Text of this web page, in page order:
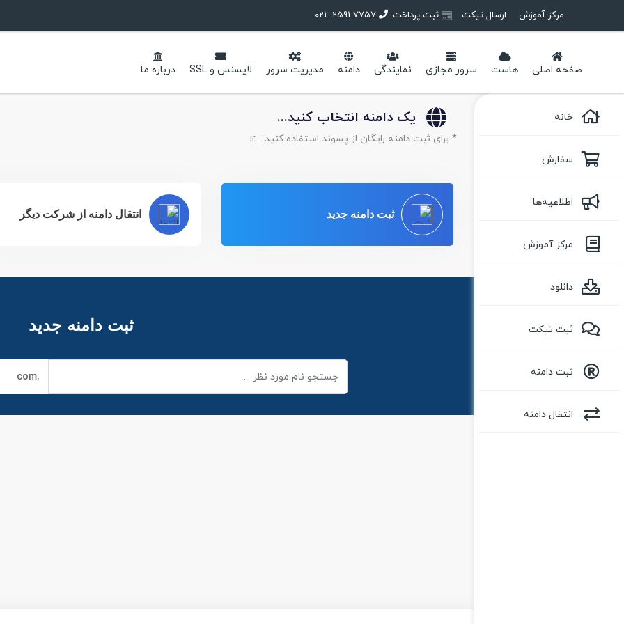
مرکز آموزش ارسال تیکت ثبت پرداخت
صفحه اصلی هاست سرور مجازی نمایندگی دامنه مدیریت سرور لایسنس و SSL درباره ما
خانه
سفارش
اطلاعیه‌ها
مرکز آموزش
دانلود
ثبت تیکت
ثبت دامنه
انتقال دامنه
یک دامنه انتخاب کنید...
* برای ثبت دامنه رایگان از پسوند استفاده کنید.: .ir
ثبت دامنه جدید انتقال دامنه از شرکت دیگر
ثبت دامنه جدید